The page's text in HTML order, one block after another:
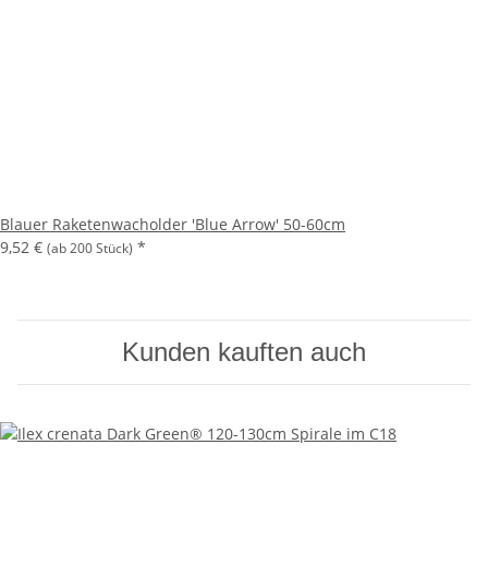
Blauer Raketenwacholder 'Blue Arrow' 50-60cm
9,52 € (ab 200 Stück) *
Kunden kauften auch